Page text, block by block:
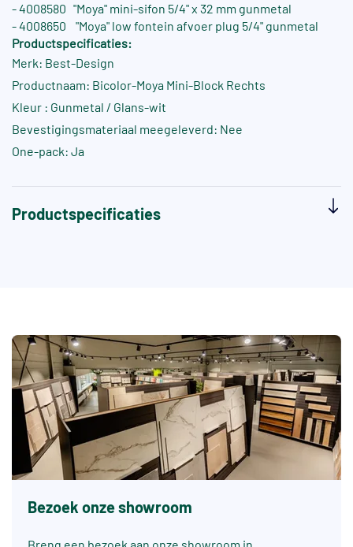
- 4008580 "Moya" mini-sifon 5/4" x 32 mm gunmetal
- 4008650 "Moya" low fontein afvoer plug 5/4" gunmetal
Productspecificaties:
Merk: Best-Design
Productnaam: Bicolor-Moya Mini-Block Rechts
Kleur : Gunmetal / Glans-wit
Bevestigingsmateriaal meegeleverd: Nee
One-pack: Ja
Productspecificaties
Bezoek onze showroom